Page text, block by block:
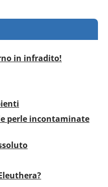
in infradito!
perle incontaminate